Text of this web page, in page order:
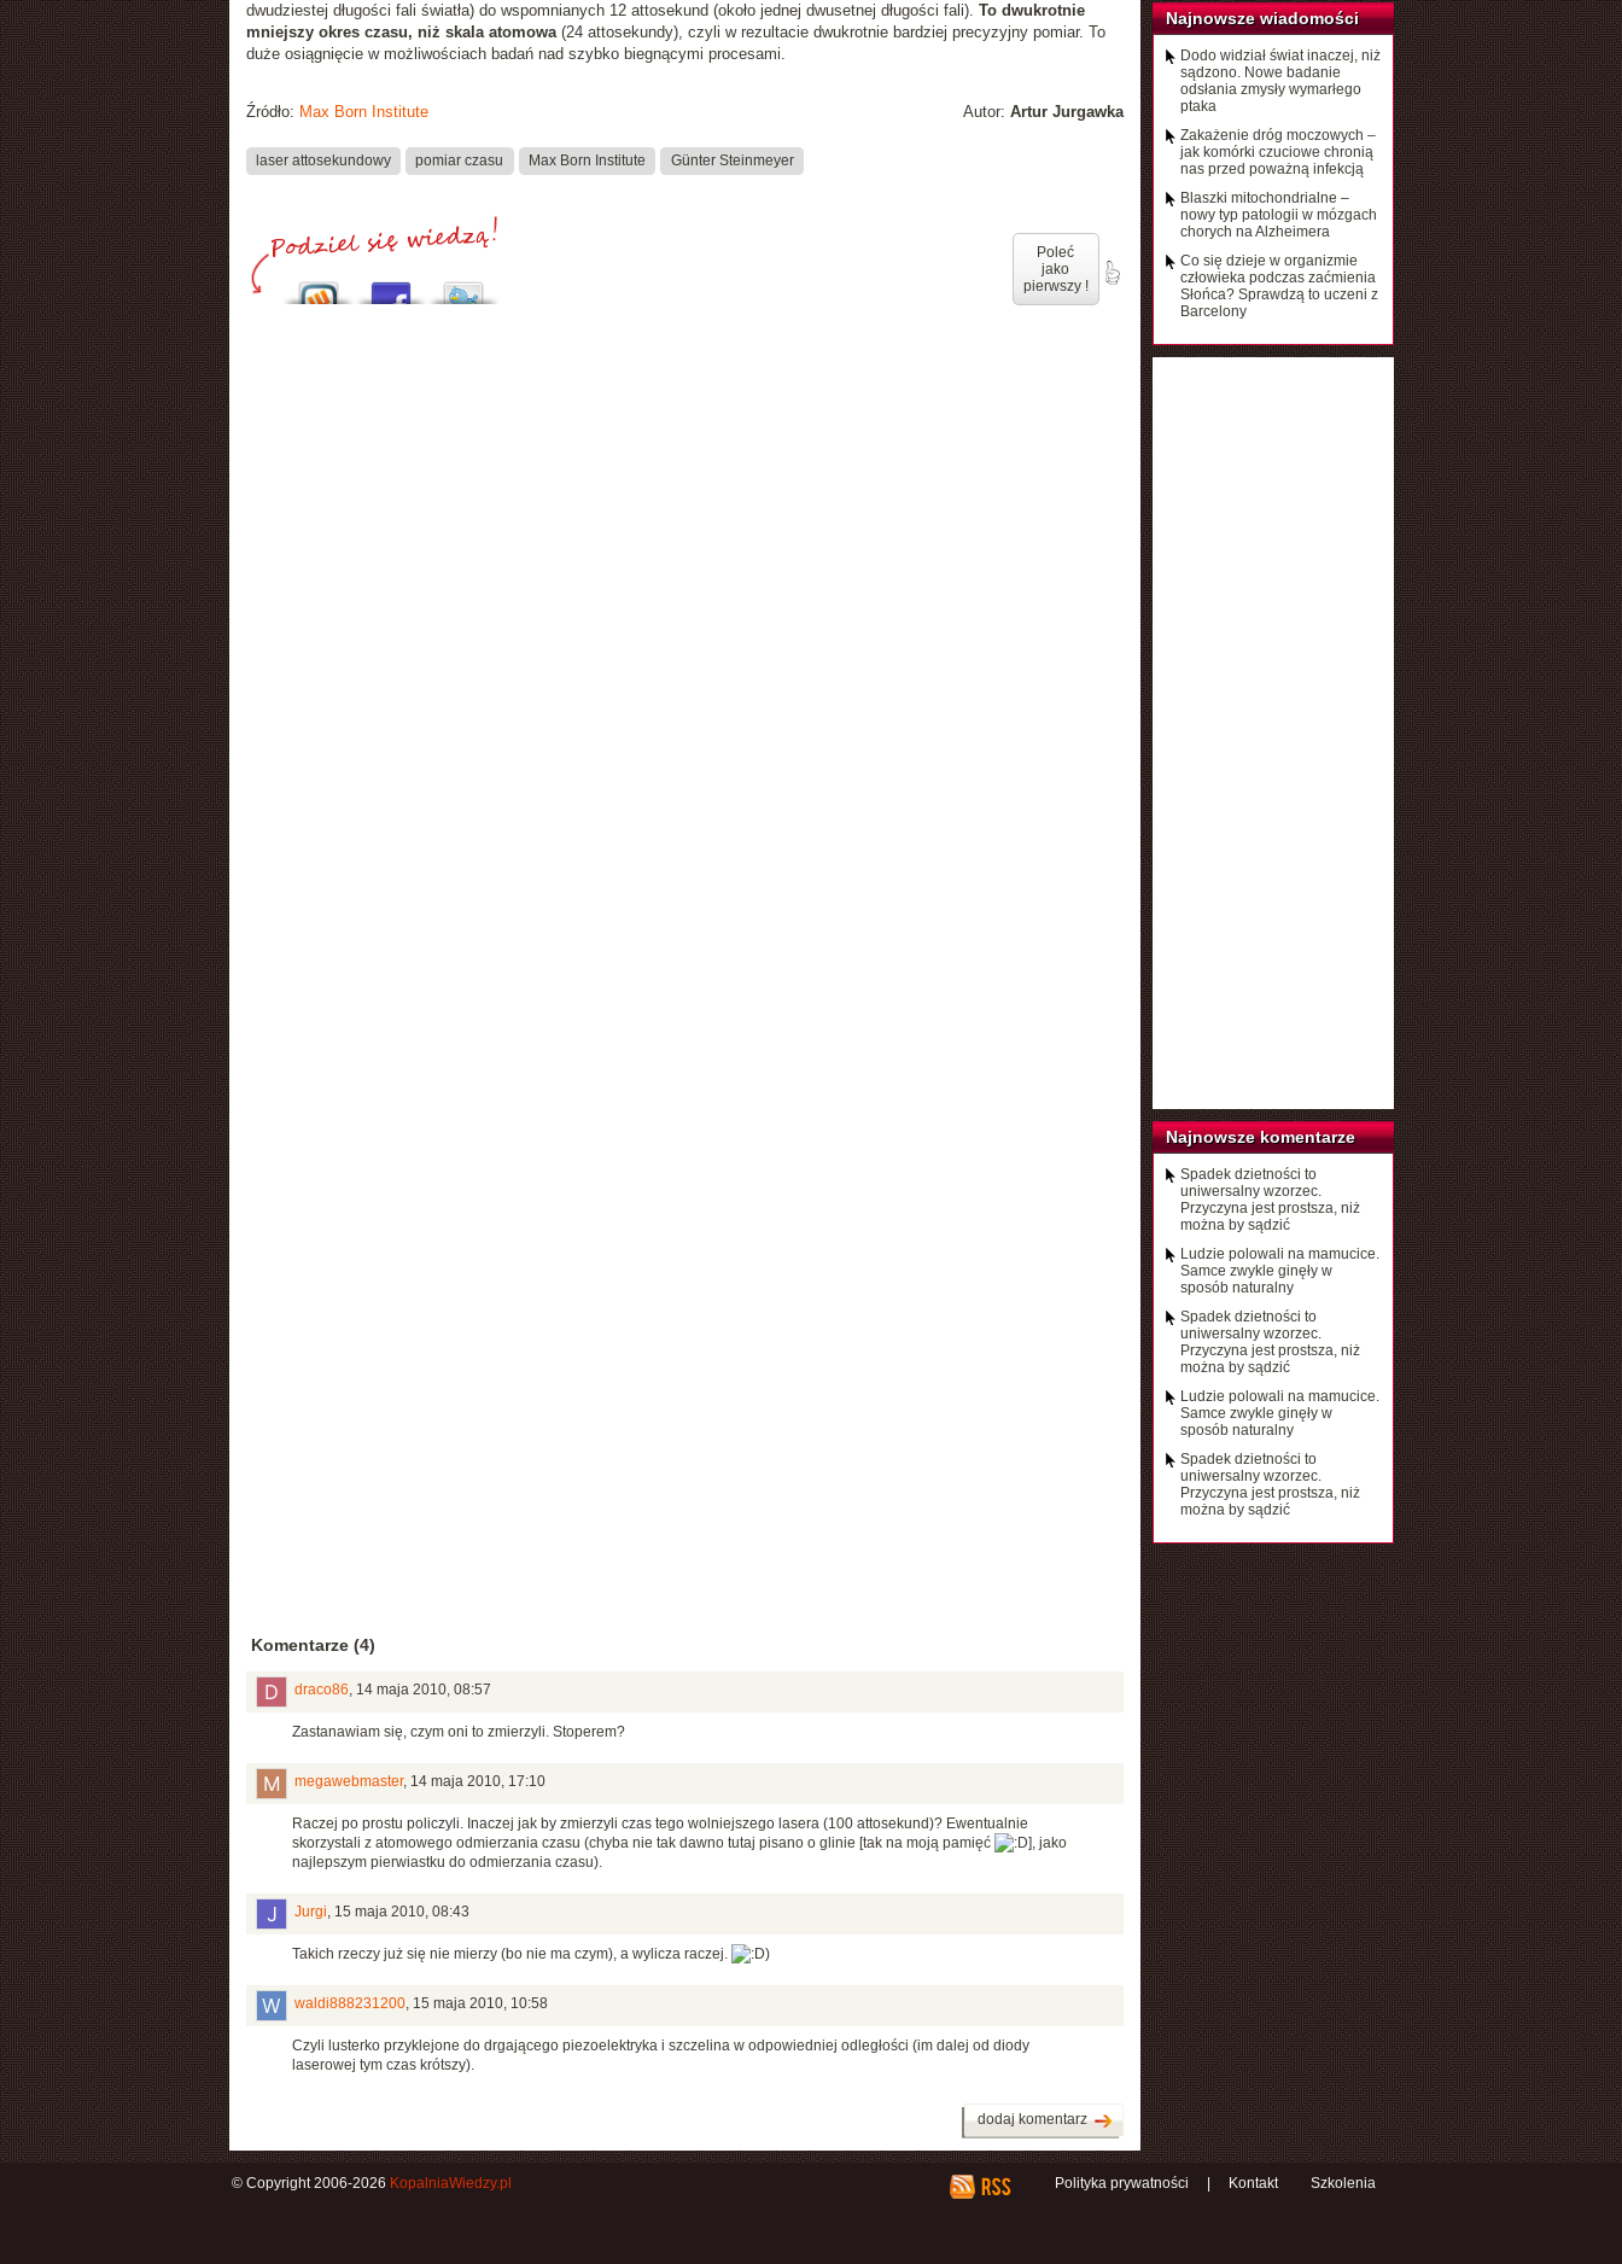
dwudziestej długości fali światła) do wspomnianych 12 attosekund (około jednej dwusetnej długości fali). To dwukrotnie
mniejszy okres czasu, niż skala atomowa(24 attosekundy), czyli w rezultacie dwukrotnie bardziej precyzyjny pomiar. To
duże osiągnięcie w możliwościach badań nad szybko biegnącymi procesami.
Autor: Artur Jurgawka
Źródło: Max Born Institute
laser attosekundowy pomiar czasu Max Born Institute Günter Steinmeyer
Poleć
jako
pierwszy !
Komentarze (4)
draco86, 14 maja 2010, 08:57
Zastanawiam się, czym oni to zmierzyli. Stoperem?
megawebmaster, 14 maja 2010, 17:10
Raczej po prostu policzyli. Inaczej jak by zmierzyli czas tego wolniejszego lasera (100 attosekund)? Ewentualnie
skorzystali z atomowego odmierzania czasu (chyba nie tak dawno tutaj pisano o glinie [tak na moją pamięć
], jako
najlepszym pierwiastku do odmierzania czasu).
Jurgi, 15 maja 2010, 08:43
Takich rzeczy już się nie mierzy (bo nie ma czym), a wylicza raczej. )
waldi888231200, 15 maja 2010, 10:58
Czyli lusterko przyklejone do drgającego piezoelektryka i szczelina w odpowiedniej odległości (im dalej od diody
laserowej tym czas krótszy).
dodaj komentarz
Najnowsze wiadomości
Dodo widział świat inaczej, niż
sądzono. Nowe badanie
odsłania zmysły wymarłego
ptaka
Zakażenie dróg moczowych –
jak komórki czuciowe chronią
nas przed poważną infekcją
Blaszki mitochondrialne –
nowy typ patologii w mózgach
chorych na Alzheimera
Co się dzieje w organizmie
człowieka podczas zaćmienia
Słońca? Sprawdzą to uczeni z
Barcelony
Najnowsze komentarze
Spadek dzietności to
uniwersalny wzorzec.
Przyczyna jest prostsza, niż
można by sądzić
Ludzie polowali na mamucice.
Samce zwykle ginęły w
sposób naturalny
Spadek dzietności to
uniwersalny wzorzec.
Przyczyna jest prostsza, niż
można by sądzić
Ludzie polowali na mamucice.
Samce zwykle ginęły w
sposób naturalny
Spadek dzietności to
uniwersalny wzorzec.
Przyczyna jest prostsza, niż
można by sądzić
Polityka prywatności Kontakt Szkolenia
© Copyright 2006-2026 KopalniaWiedzy.pl